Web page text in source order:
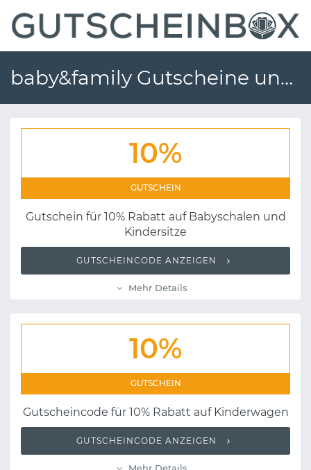
baby&family Gutscheine und Gutscheincodes
10%
GUTSCHEIN
Gutschein für 10% Rabatt auf Babyschalen und
Kindersitze
GUTSCHEINCODE ANZEIGEN
Mehr Details
10%
GUTSCHEIN
Gutscheincode für 10% Rabatt auf Kinderwagen
GUTSCHEINCODE ANZEIGEN